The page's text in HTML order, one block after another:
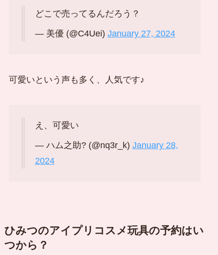
どこで売ってるんだろう？
— 美優 (@C4Uei) January 27, 2024
可愛いという声も多く、人気です♪
え、可愛い
— ハム之助? (@nq3r_k) January 28,
2024
ひみつのアイプリコスメ玩具の予約はい
つから？